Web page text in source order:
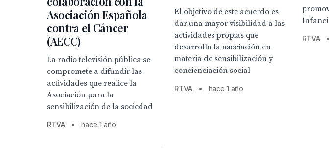
El objetivo de este acuerdo es
dar una mayor visibilidad a las
actividades propias que
desarrolla la asociación en
materia de sensibilización y
concienciación social
RTVA • hace 1 año
RTVA •
Asociación Española
contra el Cáncer
(AECC)
La radio televisión pública se
compromete a difundir las
actividades que realice la
Asociación para la
sensibilización de la sociedad
RTVA • hace 1 año